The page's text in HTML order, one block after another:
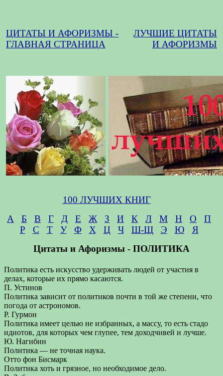
ЦИТАТЫ И АФОРИЗМЫ -
ГЛАВНАЯ СТРАНИЦА
ЛУЧШИЕ ЦИТАТЫ
И АФОРИЗМЫ
100 ЛУЧШИХ КНИГ
А
Б В Г Д Е Ж З И К Л М Н О
П
Р
С Т У Ф Х Ц Ч Ш-Щ Э Ю
Я
Цитаты и Афоризмы - ПОЛИТИКА
Политика есть искусство удерживать людей от участия в
делах, которые их прямо касаются.
П. Устинов
Политика зависит от политиков почти в той же степени, что
погода от астрономов.
Р. Гурмон
Политика имеет целью не избранных, а массу, то есть стадо
идиотов, для которых чем глупее, тем доходчивей и лучше.
Ю. Нагибин
Политика — не точная наука.
Отто фон Бисмарк
Политика хоть и грязное, но необходимое дело.